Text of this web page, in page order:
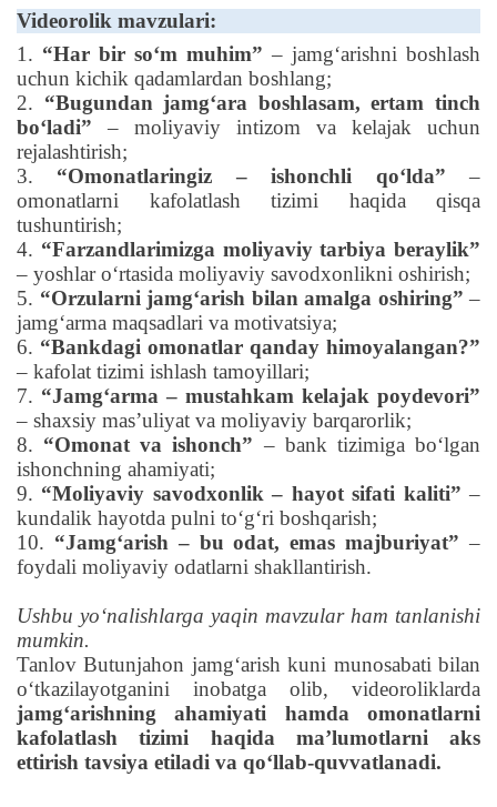
Videorolik mavzulari:
1. “Har bir soʻm muhim” – jamgʻarishni boshlash
uchun kichik qadamlardan boshlang;
2. “Bugundan jamgʻara boshlasam, ertam tinch
boʻladi” – moliyaviy intizom va kelajak uchun
rejalashtirish;
3. “Omonatlaringiz – ishonchli qoʻlda” –
omonatlarni kafolatlash tizimi haqida qisqa
tushuntirish;
4. “Farzandlarimizga moliyaviy tarbiya beraylik”
– yoshlar o‘rtasida moliyaviy savodxonlikni oshirish;
5. “Orzularni jamgʻarish bilan amalga oshiring” –
jamgʻarma maqsadlari va motivatsiya;
6. “Bankdagi omonatlar qanday himoyalangan?”
– kafolat tizimi ishlash tamoyillari;
7. “Jamgʻarma – mustahkam kelajak poydevori”
– shaxsiy masʼuliyat va moliyaviy barqarorlik;
8. “Omonat va ishonch” – bank tizimiga bo‘lgan
ishonchning ahamiyati;
9. “Moliyaviy savodxonlik – hayot sifati kaliti” –
kundalik hayotda pulni to‘g‘ri boshqarish;
10. “Jamgʻarish – bu odat, emas majburiyat” –
foydali moliyaviy odatlarni shakllantirish.
Ushbu yoʻnalishlarga yaqin mavzular ham tanlanishi
mumkin.
Tanlov Butunjahon jamgʻarish kuni munosabati bilan
oʻtkazilayotganini inobatga olib, videoroliklarda
jamgʻarishning ahamiyati hamda omonatlarni
kafolatlash tizimi haqida maʼlumotlarni aks
ettirish tavsiya etiladi va qoʻllab-quvvatlanadi.